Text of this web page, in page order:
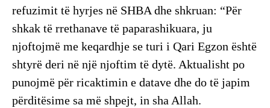
refuzimit të hyrjes në SHBA dhe shkruan: “Për
shkak të rrethanave të paparashikuara, ju
njoftojmë me keqardhje se turi i Qari Egzon është
shtyrë deri në një njoftim të dytë. Aktualisht po
punojmë për ricaktimin e datave dhe do të japim
përditësime sa më shpejt, in sha Allah.